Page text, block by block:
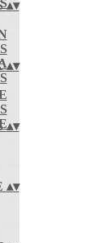
▴▾
▴▾
▴▾
▴▾